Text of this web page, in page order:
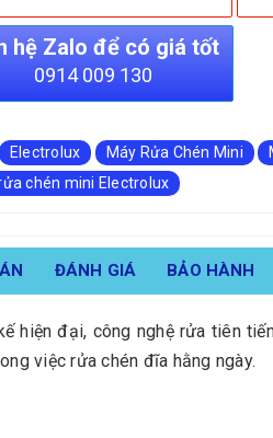
hệ Zalo để có giá tốt
0914 009 130
Electrolux Máy Rửa Chén Mini
chén mini Electrolux
ĐÁNH GIÁ BẢO HÀNH
hiện đại, công nghệ rửa tiên
việc rửa chén đĩa hằng ngày.